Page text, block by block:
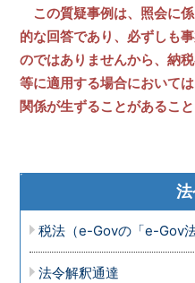
この質疑事例は、照会に
的な回答であり、必ずしも
のではありませんから、納
等に適用する場合において
関係が生ずることがあること
税法（e-Govの「e-Gov
法令解釈通達